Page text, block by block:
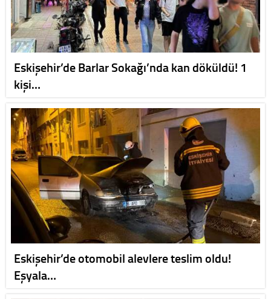
Eskişehir’de Barlar Sokağı’nda kan döküldü! 1
kişi…
Eskişehir’de otomobil alevlere teslim oldu!
Eşyala…